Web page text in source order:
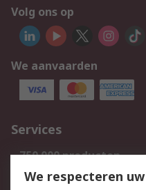
Volg ons op
We aanvaarden
Services
750.000 producten
Bestellen
We respecteren